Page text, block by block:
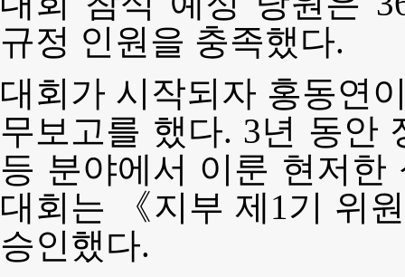
규정 인원을 충족했다.
대회가 시작되자 홍동연
무보고를 했다. 3년 동안
등 분야에서 이룬 현저한
대회는 《지부 제1기 위
승인했다.